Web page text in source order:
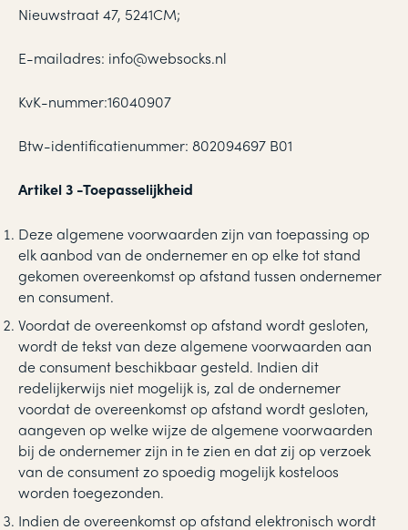
Nieuwstraat 47, 5241CM;
E-mailadres: info@websocks.nl
KvK-nummer:16040907
Btw-identificatienummer: 802094697 B01
Artikel 3 -Toepasselijkheid
Deze algemene voorwaarden zijn van toepassing op
elk aanbod van de ondernemer en op elke tot stand
gekomen overeenkomst op afstand tussen ondernemer
en consument.
Voordat de overeenkomst op afstand wordt gesloten,
wordt de tekst van deze algemene voorwaarden aan
de consument beschikbaar gesteld. Indien dit
redelijkerwijs niet mogelijk is, zal de ondernemer
voordat de overeenkomst op afstand wordt gesloten,
aangeven op welke wijze de algemene voorwaarden
bij de ondernemer zijn in te zien en dat zij op verzoek
van de consument zo spoedig mogelijk kosteloos
worden toegezonden.
Indien de overeenkomst op afstand elektronisch wordt